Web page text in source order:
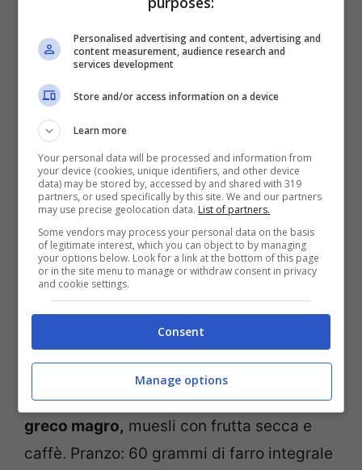
specialista prima di cominciare, per non
subire scompensi.
Dieta dello yogurt greco, lo
schema settimanale
Lunedì: a colazione200 ml di yogurt greco
magroe fiocchi di frumento. Pranzo: 50
grammi di spaghetti integrali con verdure,
insalata mista con uovo sodo, olio
extravergine. Cena: hamburger di carne da
100 grammi, carote bollite.
Martedì: a colazione200 ml di yogurt
greco magro, muesli con frutta secca e
caffè. Pranzo: 60 grammi di farro integrale
Personalised advertising and content, advertising and
content measurement, audience research and
services development
Store and/or access information on a device
Learn more
Your personal data will be processed and information from
your device (cookies, unique identifiers, and other device
data) may be stored by, accessed by and shared with 319
partners, or used specifically by this site. We and our partners
may use precise geolocation data. List of partners.
Some vendors may process your personal data on the basis
of legitimate interest, which you can object to by managing
your options below. Look for a link at the bottom of this page
or in the site menu to manage or withdraw consent in privacy
and cookie settings.
Consent
Manage options